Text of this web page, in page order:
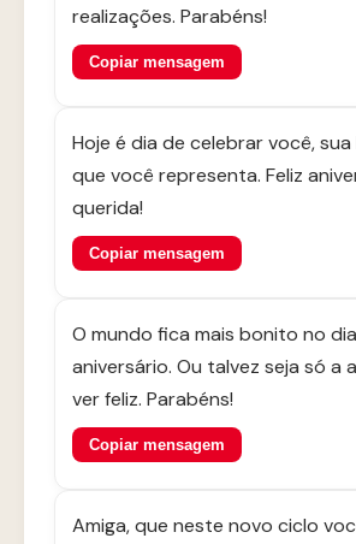
realizações. Parabéns!
Copiar mensagem
Hoje é dia de celebrar você,
que você representa. Feliz
querida!
Copiar mensagem
O mundo fica mais bonito no
aniversário. Ou talvez seja só a
ver feliz. Parabéns!
Copiar mensagem
Amiga, que neste novo ciclo